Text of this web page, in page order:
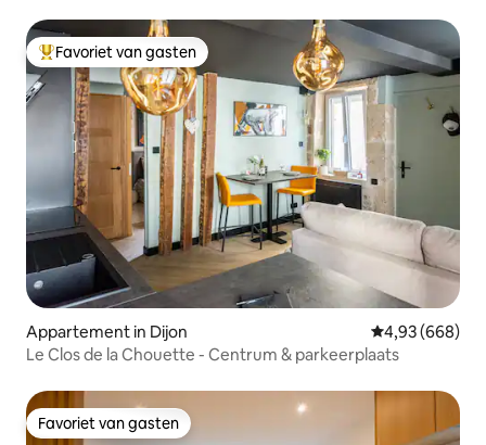
Topfavoriet van gasten
Favoriet van gasten
Appartement in Dijon Gemiddelde
4,93 (668)
Le Clos de la Chouette - Centrum & parkeerplaats
Favoriet van gasten
Favoriet van gasten